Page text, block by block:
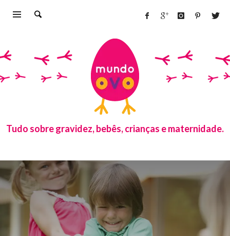
Tudo sobre gravidez, bebês, crianças e maternidade.